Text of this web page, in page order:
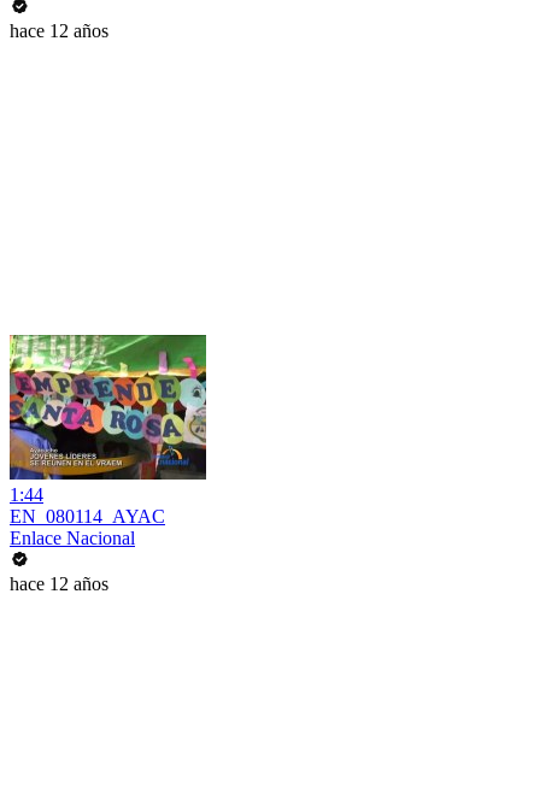
hace 12 años
1:44
EN_080114_AYAC
Enlace Nacional
hace 12 años